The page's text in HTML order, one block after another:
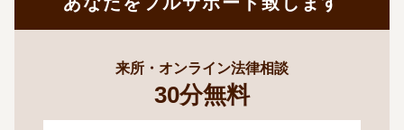
来所・オンライン法律相談
30分無料